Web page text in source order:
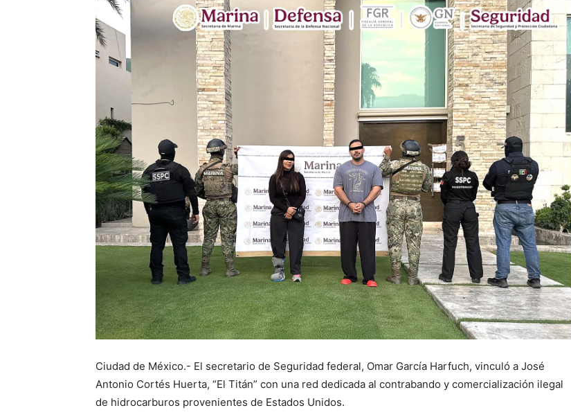
Ciudad de México.- El secretario de Seguridad federal, Omar García Harfuch, vinculó a José
Antonio Cortés Huerta, “El Titán” con una red dedicada al contrabando y comercialización ilegal
de hidrocarburos provenientes de Estados Unidos.